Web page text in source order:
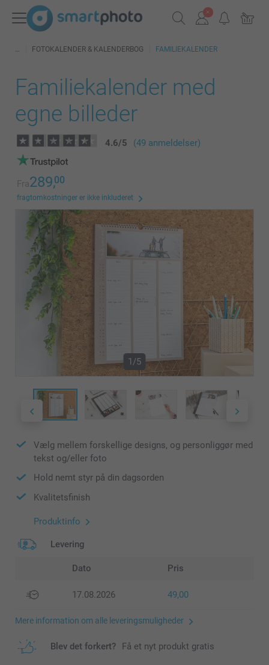
FOTOKALENDER & KALENDERBOG FAMILIEKALENDER
Familiekalender med
egne billeder
4.6/5 (49 anmeldelser)
Fra289,00
fragtomkostninger er ikke inkluderet
1/5
Vælg mellem forskellige designs, og personliggør med
tekst og/eller foto
Hold nemt styr på din dagsorden
Kvalitetsfinish
Produktinfo
Levering
Dato Pris
17.08.2026 49,00
Mere information om alle leveringsmuligheder
Blev det forkert? Få et nyt produkt gratis